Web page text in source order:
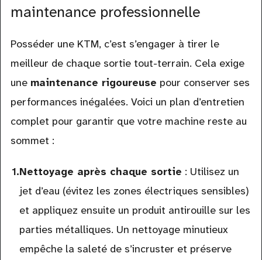
maintenance professionnelle
Posséder une KTM, c’est s’engager à tirer le
meilleur de chaque sortie tout-terrain. Cela exige
une maintenance rigoureuse pour conserver ses
performances inégalées. Voici un plan d’entretien
complet pour garantir que votre machine reste au
sommet :
Nettoyage après chaque sortie : Utilisez un
jet d’eau (évitez les zones électriques sensibles)
et appliquez ensuite un produit antirouille sur les
parties métalliques. Un nettoyage minutieux
empêche la saleté de s’incruster et préserve